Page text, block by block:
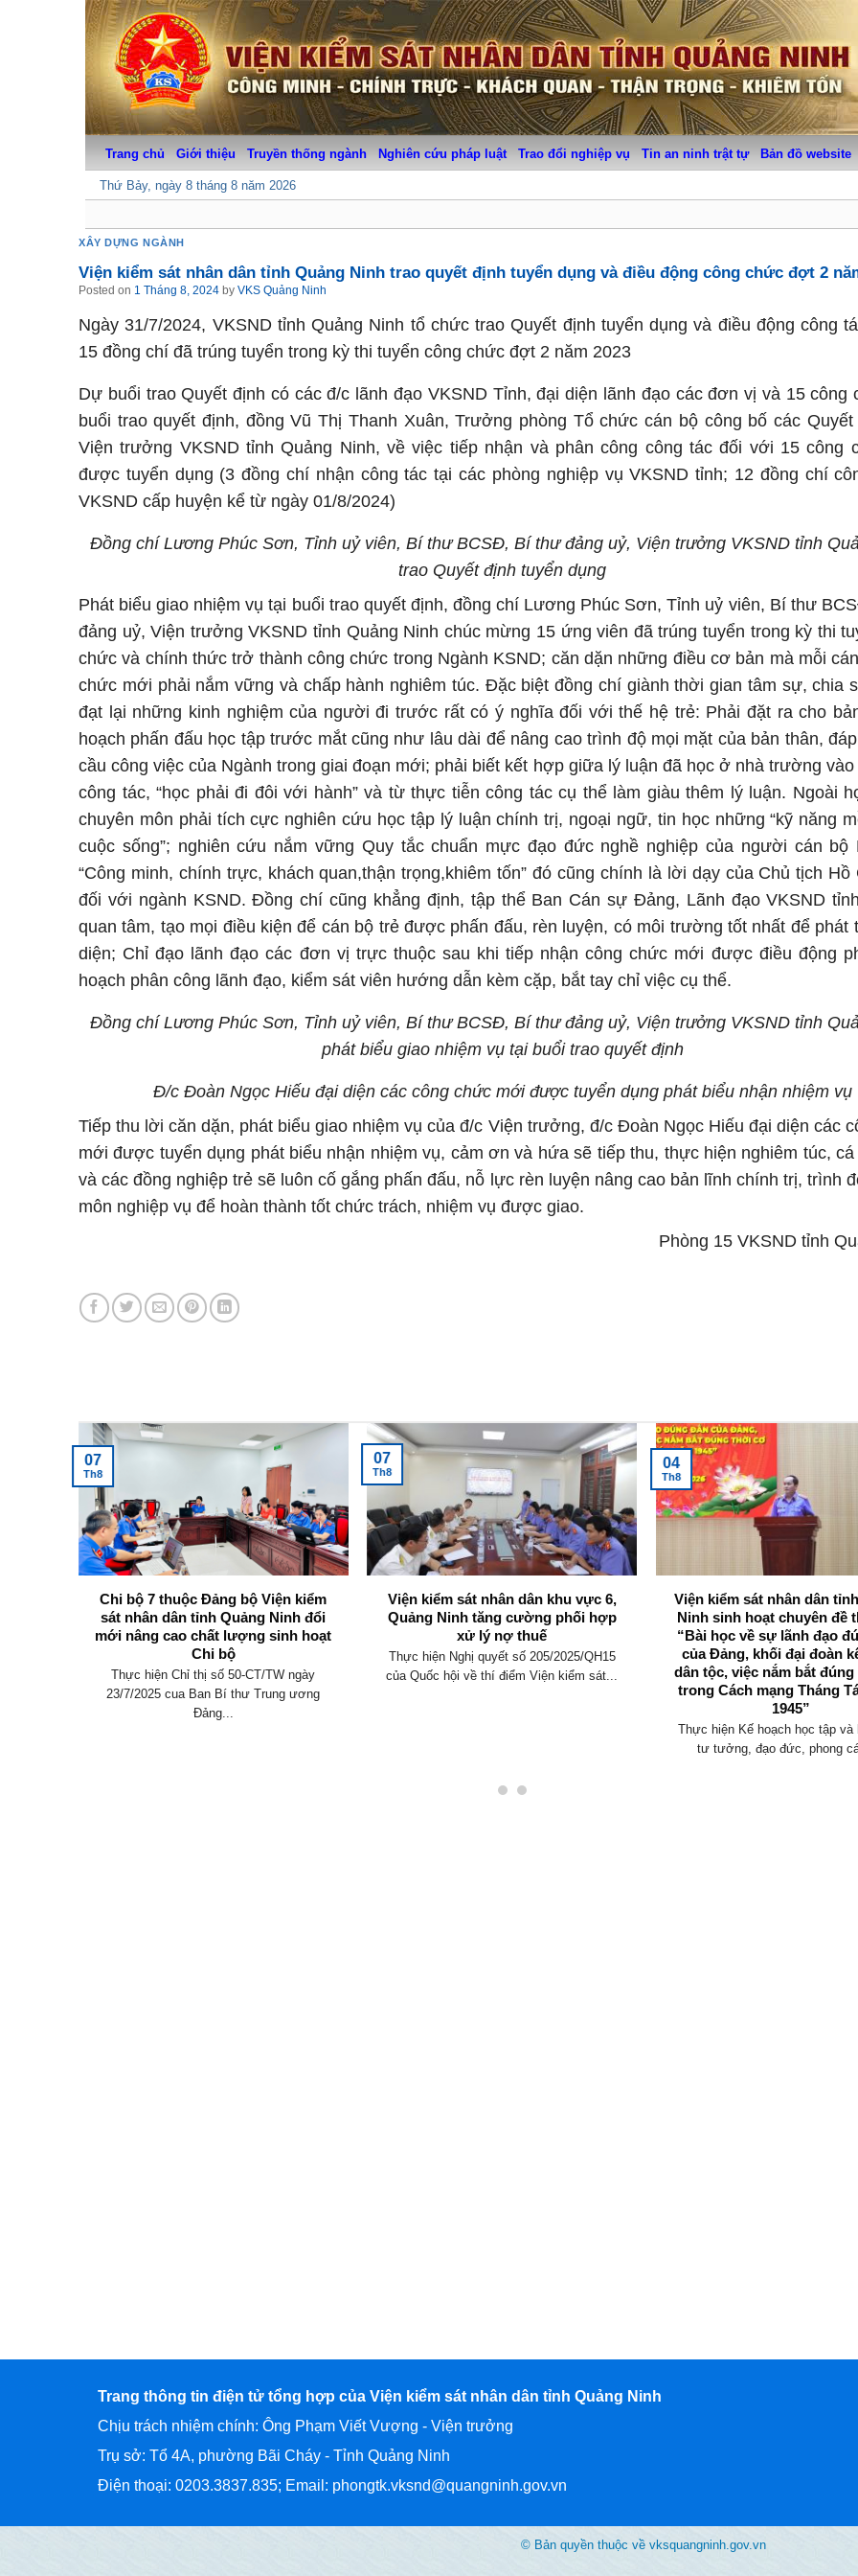
Trang chủ Giới thiệu Truyền thống ngành Nghiên cứu pháp luật Trao đổi nghiệp vụ Tin an ninh trật tự Bản đồ website
Thứ Bảy, ngày 8 tháng 8 năm 2026
XÂY DỰNG NGÀNH
Viện kiểm sát nhân dân tỉnh Quảng Ninh trao quyết định tuyển dụng và điều động công chức đợt 2
Posted on 1 Tháng 8, 2024 by VKS Quảng Ninh
Ngày 31/7/2024, VKSND tỉnh Quảng Ninh tổ chức trao Quyết định tuyển dụng và điều động công
15 đồng chí đã trúng tuyển trong kỳ thi tuyển công chức đợt 2 năm 2023
Dự buổi trao Quyết định có các đ/c lãnh đạo VKSND Tỉnh, đại diện lãnh đạo các đơn vị và 15 công
buổi trao quyết định, đồng Vũ Thị Thanh Xuân, Trưởng phòng Tổ chức cán bộ công bố các Quyết
Viện trưởng VKSND tỉnh Quảng Ninh, về việc tiếp nhận và phân công công tác đối với 15 công
được tuyển dụng (3 đồng chí nhận công tác tại các phòng nghiệp vụ VKSND tỉnh; 12 đồng chí
VKSND cấp huyện kể từ ngày 01/8/2024)
Đồng chí Lương Phúc Sơn, Tỉnh uỷ viên, Bí thư BCSĐ, Bí thư đảng uỷ, Viện trưởng VKSND tỉnh
trao Quyết định tuyển dụng
Phát biểu giao nhiệm vụ tại buổi trao quyết định, đồng chí Lương Phúc Sơn, Tỉnh uỷ viên, Bí thư
đảng uỷ, Viện trưởng VKSND tỉnh Quảng Ninh chúc mừng 15 ứng viên đã trúng tuyển trong kỳ thi
chức và chính thức trở thành công chức trong Ngành KSND; căn dặn những điều cơ bản mà mỗi
chức mới phải nắm vững và chấp hành nghiêm túc. Đặc biệt đồng chí giành thời gian tâm sự, chia
đạt lại những kinh nghiệm của người đi trước rất có ý nghĩa đối với thế hệ trẻ: Phải đặt ra cho
hoạch phấn đấu học tập trước mắt cũng như lâu dài để nâng cao trình độ mọi mặt của bản thân,
cầu công việc của Ngành trong giai đoạn mới; phải biết kết hợp giữa lý luận đã học ở nhà trường
công tác, “học phải đi đôi với hành” và từ thực tiễn công tác cụ thể làm giàu thêm lý luận. Ngoài
chuyên môn phải tích cực nghiên cứu học tập lý luận chính trị, ngoại ngữ, tin học những “kỹ năng
cuộc sống”; nghiên cứu nắm vững Quy tắc chuẩn mực đạo đức nghề nghiệp của người cán bộ
“Công minh, chính trực, khách quan,thận trọng,khiêm tốn” đó cũng chính là lời dạy của Chủ tịch Hồ
đối với ngành KSND. Đồng chí cũng khẳng định, tập thể Ban Cán sự Đảng, Lãnh đạo VKSND
quan tâm, tạo mọi điều kiện để cán bộ trẻ được phấn đấu, rèn luyện, có môi trường tốt nhất để phát
diện; Chỉ đạo lãnh đạo các đơn vị trực thuộc sau khi tiếp nhận công chức mới được điều động
hoạch phân công lãnh đạo, kiểm sát viên hướng dẫn kèm cặp, bắt tay chỉ việc cụ thể.
Đồng chí Lương Phúc Sơn, Tỉnh uỷ viên, Bí thư BCSĐ, Bí thư đảng uỷ, Viện trưởng VKSND tỉnh
phát biểu giao nhiệm vụ tại buổi trao quyết định
Đ/c Đoàn Ngọc Hiếu đại diện các công chức mới được tuyển dụng phát biểu nhận nhiệm vụ
Tiếp thu lời căn dặn, phát biểu giao nhiệm vụ của đ/c Viện trưởng, đ/c Đoàn Ngọc Hiếu đại diện các
mới được tuyển dụng phát biểu nhận nhiệm vụ, cảm ơn và hứa sẽ tiếp thu, thực hiện nghiêm túc,
và các đồng nghiệp trẻ sẽ luôn cố gắng phấn đấu, nỗ lực rèn luyện nâng cao bản lĩnh chính trị, trình
môn nghiệp vụ để hoàn thành tốt chức trách, nhiệm vụ được giao.
Phòng 15 VKSND tỉnh
Chi bộ 7 thuộc Đảng bộ Viện kiểm
sát nhân dân tỉnh Quảng Ninh đổi
mới nâng cao chất lượng sinh hoạt
Chi bộ
Thực hiện Chỉ thị số 50-CT/TW ngày
23/7/2025 cua Ban Bí thư Trung ương
Đảng...
07
Th8
Viện kiểm sát nhân dân khu vực 6,
Quảng Ninh tăng cường phối hợp
xử lý nợ thuế
Thực hiện Nghị quyết số 205/2025/QH15
của Quốc hội về thí điểm Viện kiểm sát...
07
Th8
Viện kiểm sát nhân dân
Ninh sinh hoạt chuyên đề
“Bài học về sự lãnh đạo
của Đảng, khối đại đoàn
dân tộc, việc nắm bắt
trong Cách mạng Tháng
1945”
Thực hiện Kế hoạch học tập và
tư tưởng, đạo đức, phong
04
Th8
Trang thông tin điện tử tổng hợp của Viện kiểm sát nhân dân tỉnh Quảng Ninh
Chịu trách nhiệm chính: Ông Phạm Viết Vượng - Viện trưởng
Trụ sở: Tổ 4A, phường Bãi Cháy - Tỉnh Quảng Ninh
Điện thoại: 0203.3837.835; Email: phongtk.vksnd@quangninh.gov.vn
© Bản quyền thuộc về vksquangninh.gov.vn